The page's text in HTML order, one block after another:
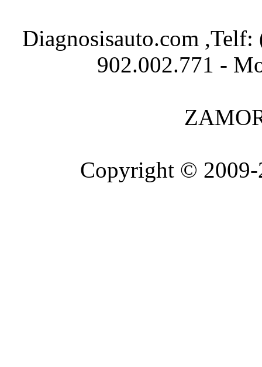
Diagnosisauto.com
902.002.771 -
Copyright ©